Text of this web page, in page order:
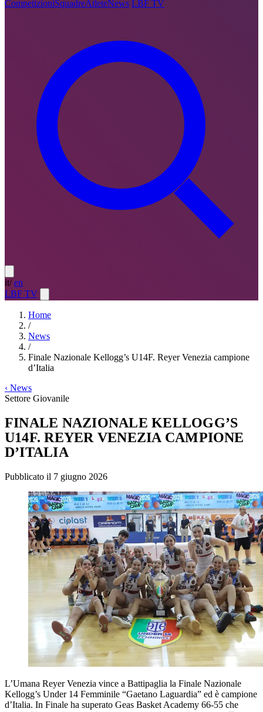
CompetizioniSquadreAtleteNews LBF TV
it/ en
LBF TV
Home
/
News
/
Finale Nazionale Kellogg’s U14F. Reyer Venezia campione
d’Italia
‹ News
Settore Giovanile
FINALE NAZIONALE KELLOGG’S
U14F. REYER VENEZIA CAMPIONE
D’ITALIA
Pubblicato il 7 giugno 2026
L’Umana Reyer Venezia vince a Battipaglia la Finale Nazionale
Kellogg’s Under 14 Femminile “Gaetano Laguardia” ed è campione
d’Italia. In Finale ha superato Geas Basket Academy 66-55 che